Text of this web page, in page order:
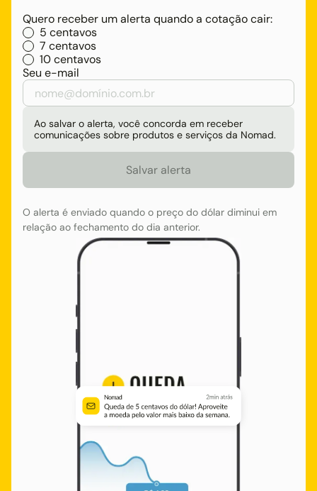
Quero receber um alerta quando a cotação cair:
5 centavos
7 centavos
10 centavos
Seu e-mail
Ao salvar o alerta, você concorda em receber
comunicações sobre produtos e serviços da Nomad.
O alerta é enviado quando o preço do dólar diminui em
relação ao fechamento do dia anterior.